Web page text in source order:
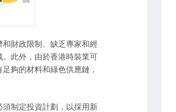
財政限制、缺乏專家和經
此外，由於香港時裝業可
夠的材料和綠色供應鏈，
制定投資計劃，以採用新